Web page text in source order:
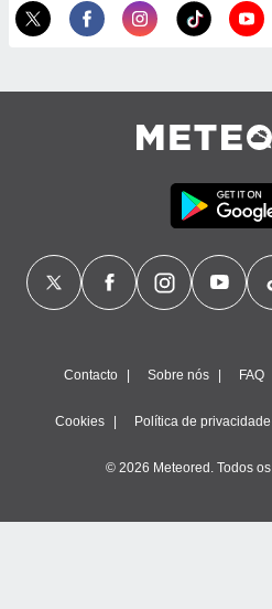
dados
estudos
Contacto Sobre nós FAQ
Cookies Política de privacidade
© 2026 Meteored. Todos